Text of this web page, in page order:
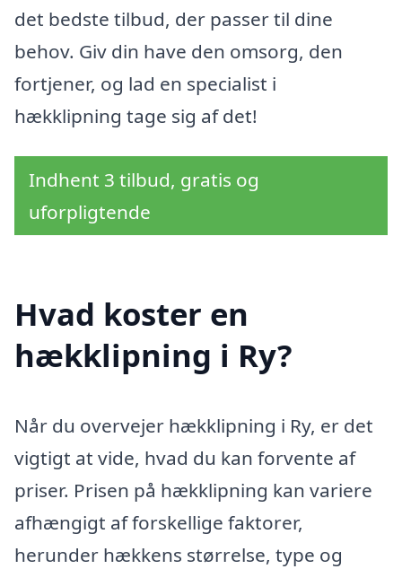
det bedste tilbud, der passer til dine
behov. Giv din have den omsorg, den
fortjener, og lad en specialist i
hækklipning tage sig af det!
Indhent 3 tilbud, gratis og
uforpligtende
Hvad koster en
hækklipning i Ry?
Når du overvejer hækklipning i Ry, er det
vigtigt at vide, hvad du kan forvente af
priser. Prisen på hækklipning kan variere
afhængigt af forskellige faktorer,
herunder hækkens størrelse, type og